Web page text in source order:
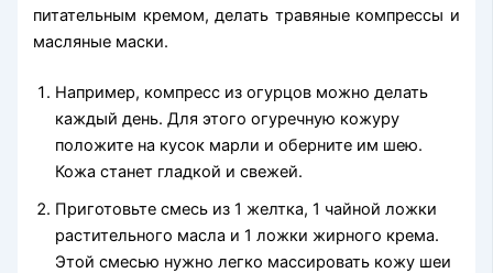
питательным кремом, делать травяные компрессы и
масляные маски.
Например, компресс из огурцов можно делать
каждый день. Для этого огуречную кожуру
положите на кусок марли и оберните им шею.
Кожа станет гладкой и свежей.
Приготовьте смесь из 1 желтка, 1 чайной ложки
растительного масла и 1 ложки жирного крема.
Этой смесью нужно легко массировать кожу шеи